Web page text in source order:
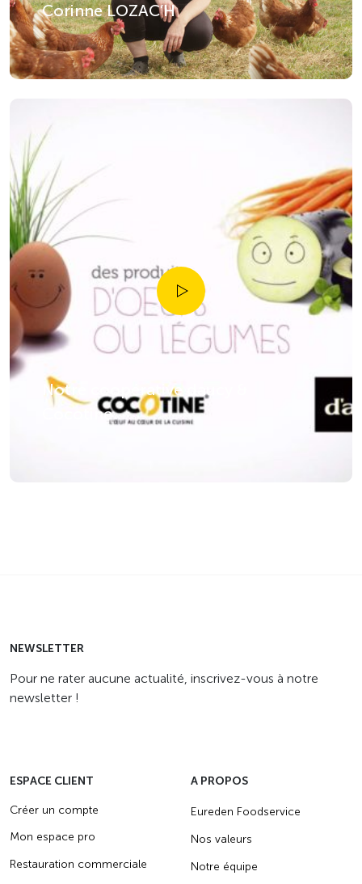
Corinne LOZAC’H
Notre coopérative daucy &
Cocotine
NEWSLETTER
Pour ne rater aucune actualité, inscrivez-vous à notre
newsletter !
ESPACE CLIENT
Créer un compte
Mon espace pro
Restauration commerciale
A PROPOS
Eureden Foodservice
Nos valeurs
Notre équipe